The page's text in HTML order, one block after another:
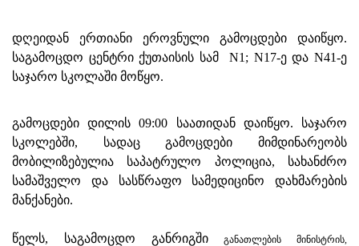
დღეიდან ერთიანი ეროვნული გამოცდები დაიწყო.
საგამოცდო ცენტრი ქუთაისის სამ N1; N17-ე და N41-ე
საჯარო სკოლაში მოწყო.
გამოცდები დილის 09:00 საათიდან დაიწყო. საჯარო
სკოლებში, სადაც გამოცდები მიმდინარეობს
მობილიზებულია საპატრულო პოლიცია, სახანძრო
სამაშველო და სასწრაფო სამედიცინო დახმარების
მანქანები.
წელს, საგამოცდო განრიგშიგანათლების მინისტრის,